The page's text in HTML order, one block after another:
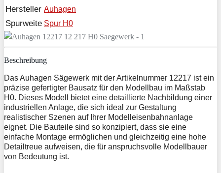
Hersteller Auhagen
Spurweite Spur H0
Beschreibung
Das Auhagen Sägewerk mit der Artikelnummer 12217 ist ein
präzise gefertigter Bausatz für den Modellbau im Maßstab
H0. Dieses Modell bietet eine detaillierte Nachbildung einer
industriellen Anlage, die sich ideal zur Gestaltung
realistischer Szenen auf Ihrer Modelleisenbahnanlage
eignet. Die Bauteile sind so konzipiert, dass sie eine
einfache Montage ermöglichen und gleichzeitig eine hohe
Detailtreue aufweisen, die für anspruchsvolle Modellbauer
von Bedeutung ist.